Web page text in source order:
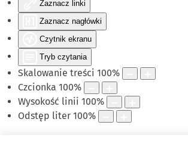
Zaznacz linki
Zaznacz nagłówki
Czytnik ekranu
Tryb czytania
Skalowanie treści 100%
Czcionka 100%
Wysokość linii 100%
Odstęp liter 100%